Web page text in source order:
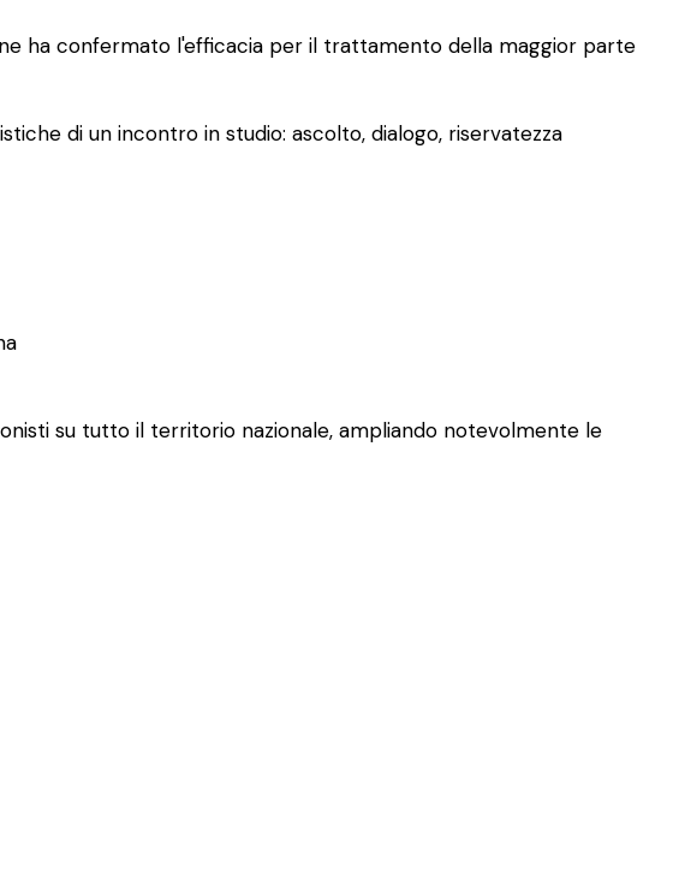
ha confermato l'efficacia per il trattamento della maggior parte
di un incontro in studio: ascolto, dialogo, riservatezza
su tutto il territorio nazionale, ampliando notevolmente le